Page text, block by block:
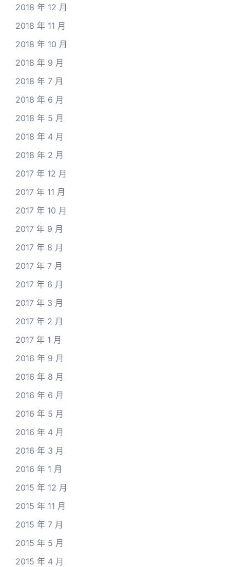
2018 年 12 月
2018 年 11 月
2018 年 10 月
2018 年 9 月
2018 年 7 月
2018 年 6 月
2018 年 5 月
2018 年 4 月
2018 年 2 月
2017 年 12 月
2017 年 11 月
2017 年 10 月
2017 年 9 月
2017 年 8 月
2017 年 7 月
2017 年 6 月
2017 年 3 月
2017 年 2 月
2017 年 1 月
2016 年 9 月
2016 年 8 月
2016 年 6 月
2016 年 5 月
2016 年 4 月
2016 年 3 月
2016 年 1 月
2015 年 12 月
2015 年 11 月
2015 年 7 月
2015 年 5 月
2015 年 4 月